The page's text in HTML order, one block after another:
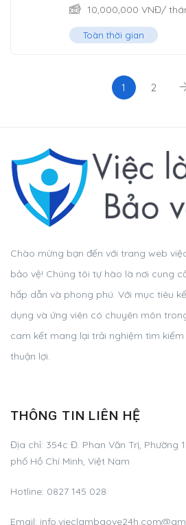
10,000,000 VNĐ/
Toàn thời gian
1 2
Chào mừng bạn đến với trang web
bảo vệ! Chúng tôi tự hào là nơi cung
hấp dẫn và phong phú. Với mục tiêu
dụng và ứng viên có chuyên môn
cam kết mang lại trải nghiệm tìm
thuận lợi.
THÔNG TIN LIÊN HỆ
Địa chỉ: 354c Đ. Phan Văn Trị, Phường
phố Hồ Chí Minh, Việt Nam
Hotline: 0827 145 028
Email: